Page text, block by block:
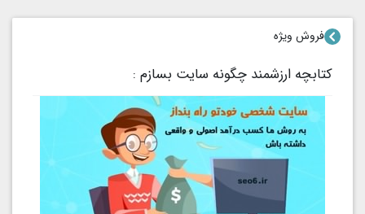
فروش ویژه
کتابچه ارزشمند چگونه سایت بسازم :